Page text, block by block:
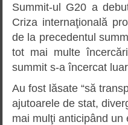
Summit-ul G20 a
Criza internaţională
de la precedentul
tot mai multe
summit s-a încercat
Au fost lăsate “să
aju­toarele de stat,
mai mulţi anticipând